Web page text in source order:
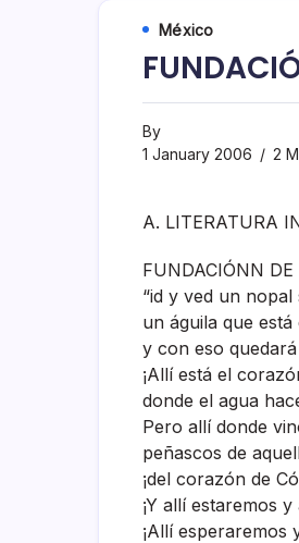
México
By
1 January 2006
2
A. LITERATURA
FUNDACIÓNN
“id y ved un
un águila que
y con eso
¡Allí­ está el
donde el agua
Pero allí­ donde
peñascos de
¡del corazón de
¡Y allí­ estaremos
¡Allí­ esperaremos